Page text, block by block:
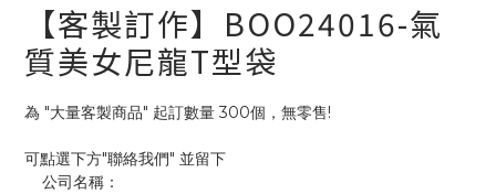
【客製訂作】BOO24016-氣
質美女尼龍T型袋
為 "大量客製商品" 起訂數量 300個，無零售!
可點選下方"聯絡我們" 並留下
    公司名稱：